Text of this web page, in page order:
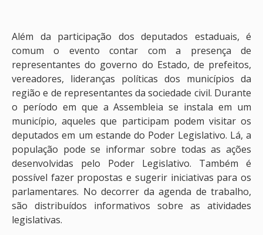
Além da participação dos deputados estaduais, é
comum o evento contar com a presença de
representantes do governo do Estado, de prefeitos,
vereadores, lideranças políticas dos municípios da
região e de representantes da sociedade civil. Durante
o período em que a Assembleia se instala em um
município, aqueles que participam podem visitar os
deputados em um estande do Poder Legislativo. Lá, a
população pode se informar sobre todas as ações
desenvolvidas pelo Poder Legislativo. Também é
possível fazer propostas e sugerir iniciativas para os
parlamentares. No decorrer da agenda de trabalho,
são distribuídos informativos sobre as atividades
legislativas.